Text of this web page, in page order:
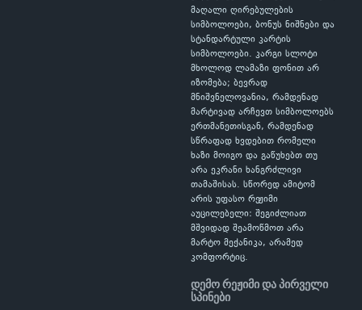
მაღალი ღირებულების
სიმბოლოები, ბონუს ნიშნები და
სტანდარტული კარტის
სიმბოლოები. კარგი სლოტი
მხოლოდ ლამაზი ფონით არ
იზომება; ბევრად
მნიშვნელოვანია, რამდენად
მარტივად არჩევთ სიმბოლოებს
ერთმანეთისგან, რამდენად
სწრაფად ხვდებით რომელი
ხაზი მოიგო და გაწუხებთ თუ
არა ეკრანი ხანგრძლივი
თამაშისას. სწორედ ამიტომ
არის უფასო რეჟიმი
აუცილებელი: შეგიძლიათ
მშვიდად შეამოწმოთ არა
მარტო მექანიკა, არამედ
კომფორტიც.
დემო რეჟიმი და პირველი
სპინები